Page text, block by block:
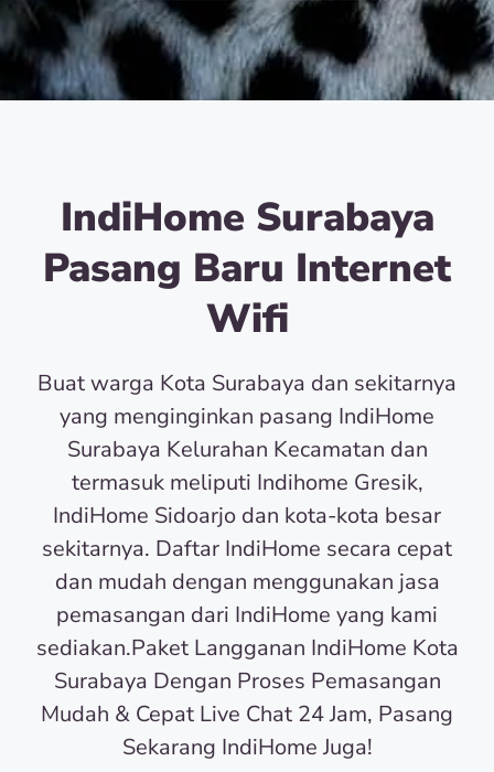
IndiHome Surabaya
Pasang Baru Internet
Wifi
Buat warga Kota Surabaya dan sekitarnya
yang menginginkan pasang IndiHome
Surabaya Kelurahan Kecamatan dan
termasuk meliputi Indihome Gresik,
IndiHome Sidoarjo dan kota-kota besar
sekitarnya. Daftar IndiHome secara cepat
dan mudah dengan menggunakan jasa
pemasangan dari IndiHome yang kami
sediakan.Paket Langganan IndiHome Kota
Surabaya Dengan Proses Pemasangan
Mudah & Cepat Live Chat 24 Jam, Pasang
Sekarang IndiHome Juga!